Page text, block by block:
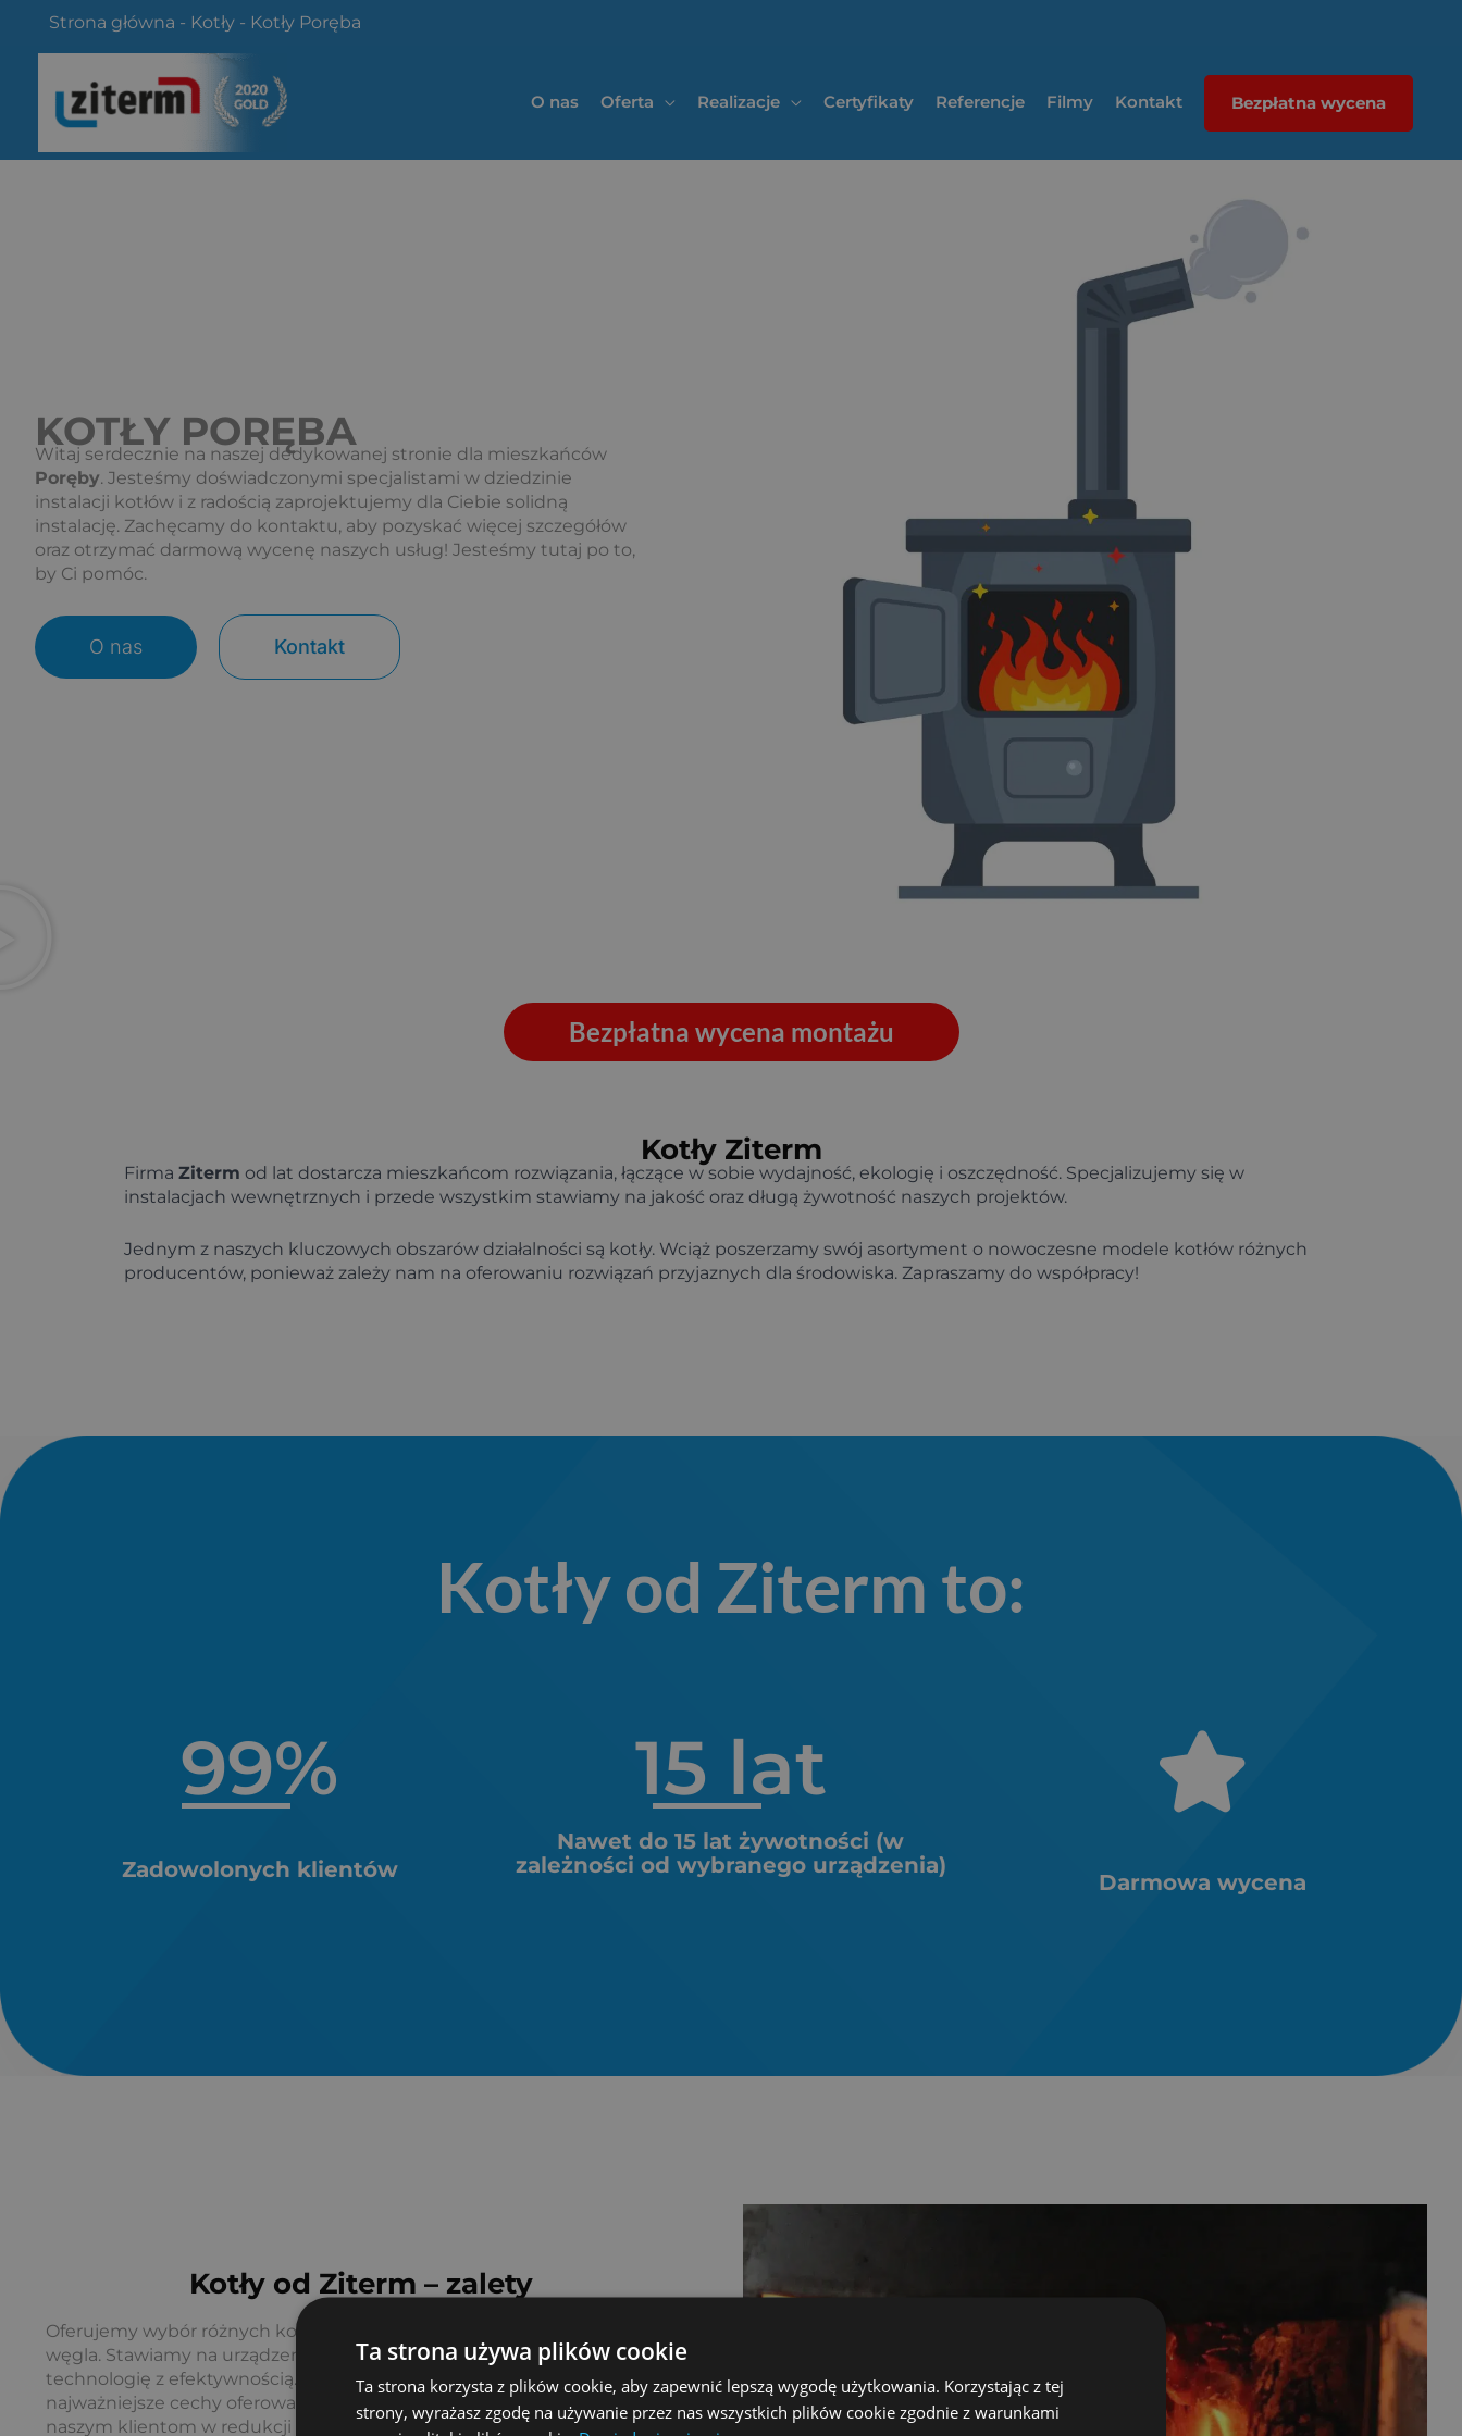
Strona główna - Kotły - Kotły Poręba
Przejdź
treści
O nas Oferta Realizacje Certyfikaty Referencje Filmy Kontakt Bezpłatna wycena
KOTŁY PORĘBA
Witaj serdecznie na naszej dedykowanej stronie dla mieszkańców
Poręby. Jesteśmy doświadczonymi specjalistami w dziedzinie
instalacji kotłów i z radością zaprojektujemy dla Ciebie solidną
instalację. Zachęcamy do kontaktu, aby pozyskać więcej szczegółów
oraz otrzymać darmową wycenę naszych usług! Jesteśmy tutaj po to,
by Ci pomóc.
O nas Kontakt
Bezpłatna wycena montażu
Kotły Ziterm
Firma Ziterm od lat dostarcza mieszkańcom rozwiązania, łączące w sobie wydajność, ekologię i oszczędność. Specjalizujemy się w
instalacjach wewnętrznych i przede wszystkim stawiamy na jakość oraz długą żywotność naszych projektów.
Jednym z naszych kluczowych obszarów działalności są kotły. Wciąż poszerzamy swój asortyment o nowoczesne modele kotłów różnych
producentów, ponieważ zależy nam na oferowaniu rozwiązań przyjaznych dla środowiska. Zapraszamy do współpracy!
Kotły od Ziterm to:
99%
Zadowolonych klientów
15 lat
Nawet do 15 lat żywotności (w
zależności od wybranego urządzenia)
Darmowa wycena
Kotły od Ziterm – zalety
Oferujemy wybór różnych kotłów, które pozwalają na oszczędne spalanie
węgla. Stawiamy na urządzenia łączące w sobie zaawansowaną
technologię z efektywnością. Trwałość oraz wysoka sprawność to
najważniejsze cechy oferowanych przez nas kotłów. Celem jest pomoc
naszym klientom w redukcji kosztów ogrzewania.
Ta strona używa plików cookie
Ta strona korzysta z plików cookie, aby zapewnić lepszą wygodę użytkowania. Korzystając z tej
strony, wyrażasz zgodę na używanie przez nas wszystkich plików cookie zgodnie z warunkami